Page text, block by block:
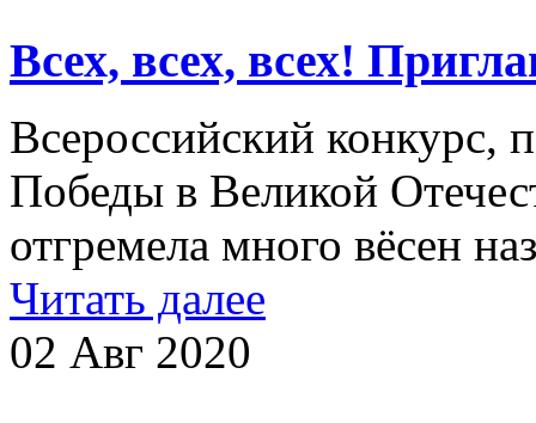
Всех, всех, всех!
Всероссийский конкурс,
Победы в Великой
отгремела много вёсен
Читать далее
02 Авг 2020